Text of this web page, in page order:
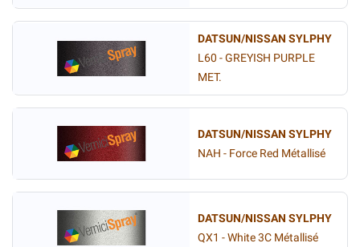
DATSUN/NISSAN SYLPHY
L60 - GREYISH PURPLE
MET.
DATSUN/NISSAN SYLPHY
NAH - Force Red Métallisé
DATSUN/NISSAN SYLPHY
QX1 - White 3C Métallisé